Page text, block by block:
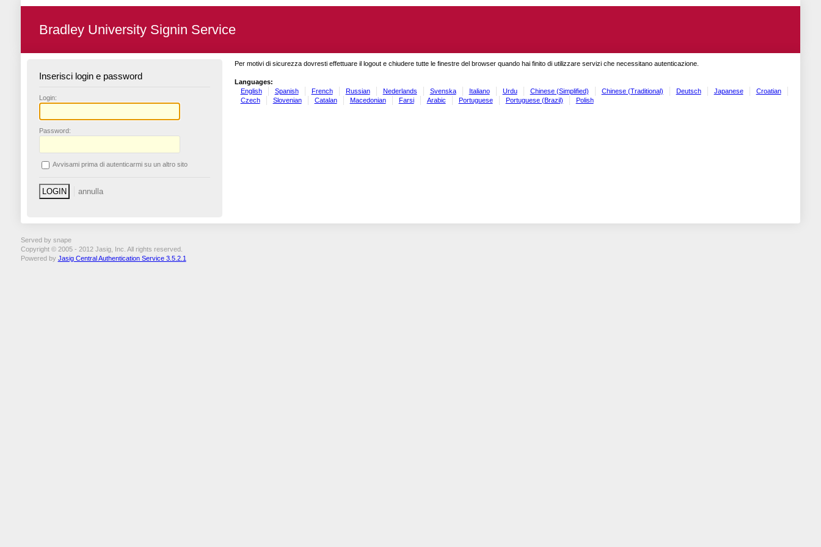
Bradley University Signin Service
Inserisci login e password
L ogin:
Password:
Avvisami prima di autenticarmi su un altro sito
Per motivi di sicurezza dovresti effettuare il logout e chiudere tutte le finestre del browser quando hai finito di utilizzare servizi che necessitano autenticazione.
Languages:
English
Spanish French Russian Nederlands Svenska Italiano Urdu Chinese (Simplified) Chinese (Traditional) Deutsch Japanese
Croatian
Czech
Slovenian Catalan Macedonian Farsi Arabic Portuguese Portuguese (Brazil) Polish
Served by snape
Copyright © 2005 - 2012 Jasig, Inc. All rights reserved.
Powered by Jasig Central Authentication Service 3.5.2.1